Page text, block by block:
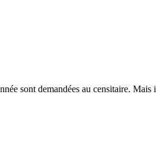
sont demandées au censitaire.